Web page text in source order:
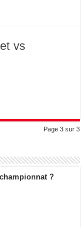
vs
Page 3 sur 3
?